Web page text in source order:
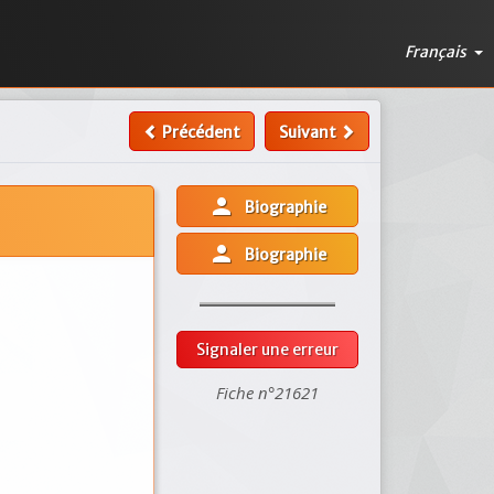
Français
Précédent Suivant
person Biographie
person Biographie
Signaler une erreur
Fiche n°21621